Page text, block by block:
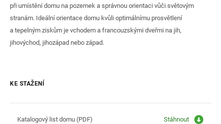
při umístění domu na pozemek a správnou orientaci vůči světovým
stranám. Ideální orientace domu kvůli optimálnímu prosvětlení
a tepelným ziskům je vchodem a francouzskými dveřmi na jih,
jihovýchod, jihozápad nebo západ.
KE STAŽENÍ
Katalogový list domu (PDF) Stáhnout